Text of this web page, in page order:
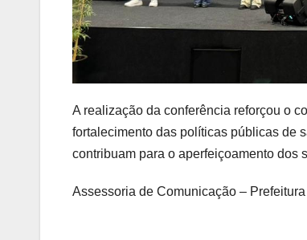
A realização da conferência reforçou o
fortalecimento das políticas públicas de
contribuam para o aperfeiçoamento dos
Assessoria de Comunicação –